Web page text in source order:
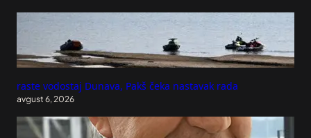
raste vodostaj Dunava, Pakš čeka nastavak rada
avgust 6, 2026